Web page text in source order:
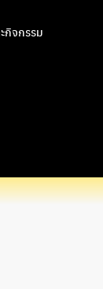
กิจกรรม